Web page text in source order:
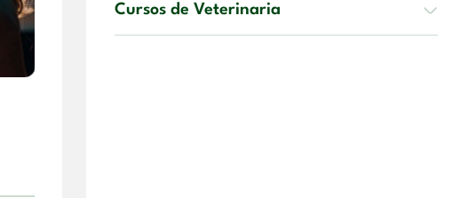
Cursos de Veterinaria